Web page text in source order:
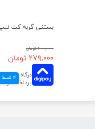
۴۰۰,۰۰۰ تومان
۲۷۹,۰۰۰ تومان
4 قسط